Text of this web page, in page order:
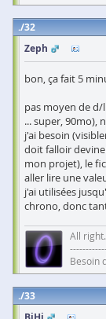
32
Zeph
bon, ça fait 5
pas moyen de
... super, 90mo),
j'ai besoin
doit falloir
mon projet), le
aller lire une
j'ai utilisées
chrono, donc
All
Besoin
33